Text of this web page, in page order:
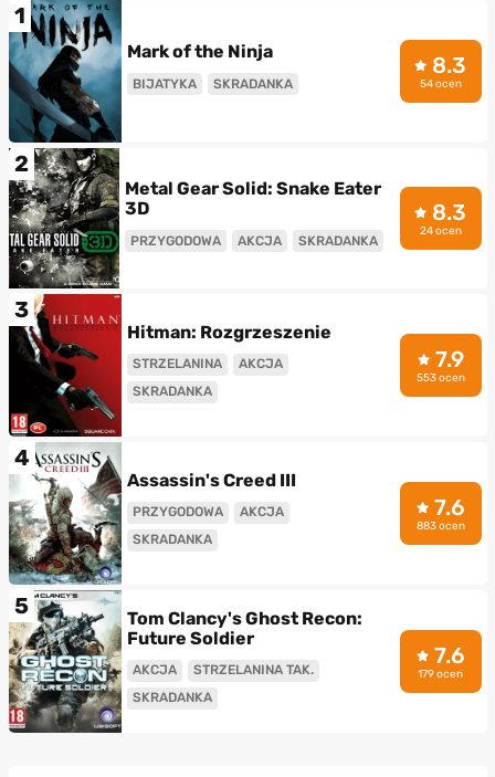
1
Mark of the Ninja
BIJATYKA SKRADANKA
8.3
54 ocen
2
Metal Gear Solid: Snake Eater
3D
PRZYGODOWA AKCJA SKRADANKA
8.3
24 ocen
3
Hitman: Rozgrzeszenie
STRZELANINA
AKCJA
SKRADANKA
7.9
553 ocen
4
Assassin's Creed III
PRZYGODOWA
AKCJA
SKRADANKA
7.6
883 ocen
5
Tom Clancy's Ghost Recon:
Future Soldier
AKCJA
STRZELANINA TAK.
SKRADANKA
7.6
179 ocen